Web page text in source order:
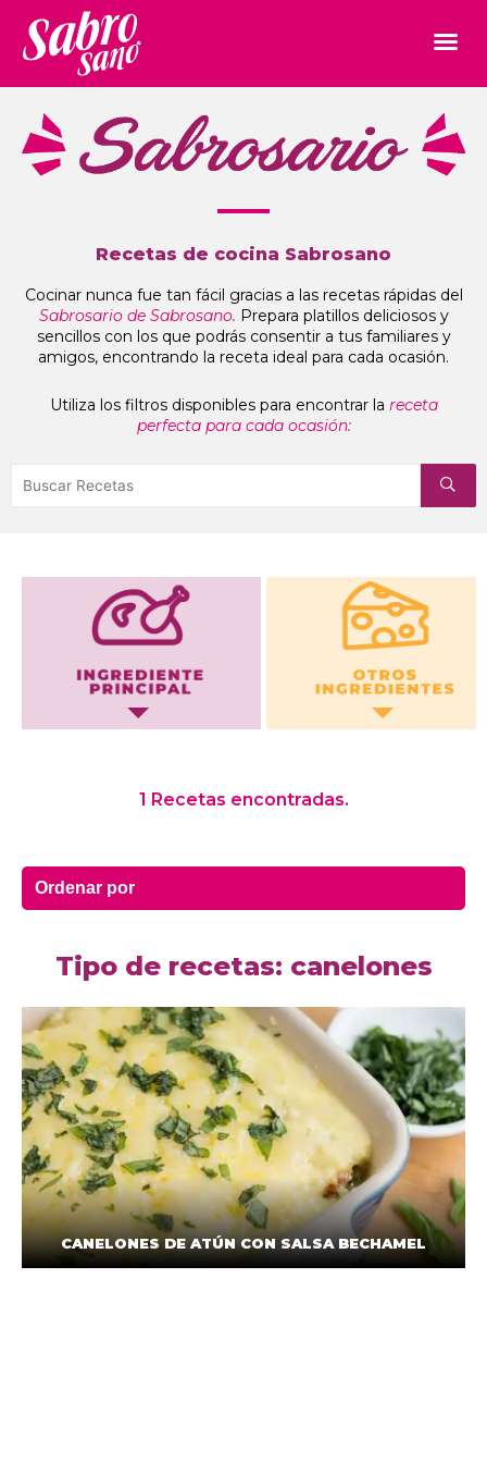
Recetas de cocina Sabrosano
Cocinar nunca fue tan fácil gracias a las recetas rápidas del
Sabrosario de Sabrosano. Prepara platillos deliciosos y
sencillos con los que podrás consentir a tus familiares y
amigos, encontrando la receta ideal para cada ocasión.
Utiliza los filtros disponibles para encontrar la receta
perfecta para cada ocasión:
Otros Ingredientes
1 Recetas encontradas.
Tipo de recetas: canelones
CANELONES DE ATÚN CON SALSA BECHAMEL